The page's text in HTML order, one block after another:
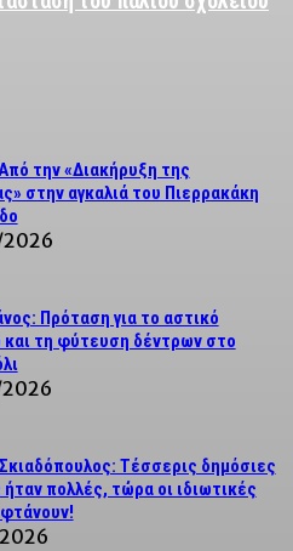
την «Διακήρυξη της
στην αγκαλιά του Πιερρακάκη
Πρόταση για το αστικό
και τη φύτευση δέντρων στο
Τέσσερις δημόσιες
ήταν πολλές, τώρα οι ιδιωτικές